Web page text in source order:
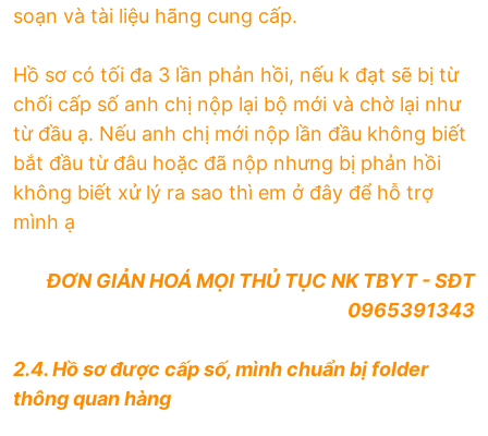
soạn và tài liệu hãng cung cấp.
Hồ sơ có tối đa 3 lần phản hồi, nếu k đạt sẽ bị từ
chối cấp số anh chị nộp lại bộ mới và chờ lại như
từ đầu ạ. Nếu anh chị mới nộp lần đầu không biết
bắt đầu từ đâu hoặc đã nộp nhưng bị phản hồi
không biết xử lý ra sao thì em ở đây để hỗ trợ
mình ạ
ĐƠN GIẢN HOÁ MỌI THỦ TỤC NK TBYT - SĐT
0965391343
2.4. Hồ sơ được cấp số, mình chuẩn bị folder
thông quan hàng